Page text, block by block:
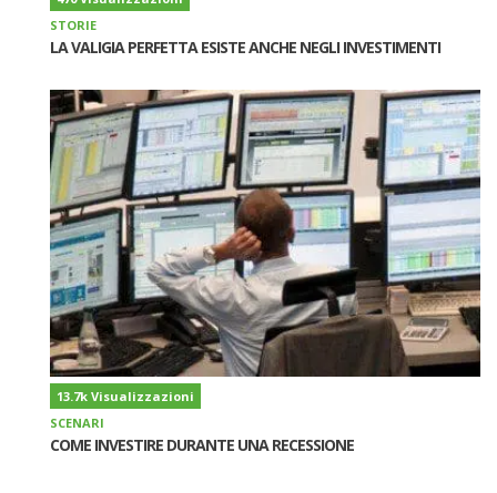
STORIE
LA VALIGIA PERFETTA ESISTE ANCHE NEGLI INVESTIMENTI
13.7k Visualizzazioni
SCENARI
COME INVESTIRE DURANTE UNA RECESSIONE